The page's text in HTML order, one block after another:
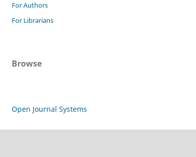
For Authors
For Librarians
Browse
Open Journal Systems